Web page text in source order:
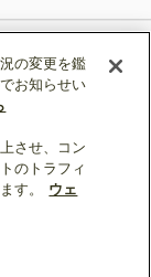
ジトップへ戻る
の変更を鑑
お知らせい
させ、コン
のトラフィ
す。
ウェ